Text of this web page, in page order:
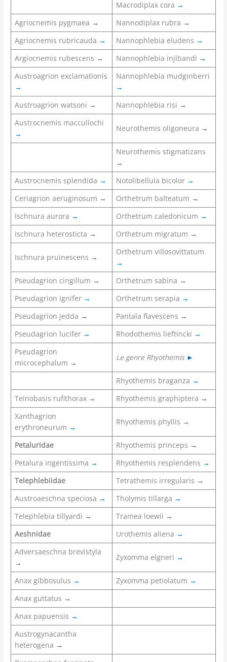
Macrodiplax cora →
Agriocnemis pygmaea → Nannodiplax rubra →
Agriocnemis rubricauda → Nannophlebia eludens →
Argiocnemis rubescens → Nannophlebia injibandi →
Austroagrion exclamationis
→
Nannophlebia mudginberri
→
Austroagrion watsoni → Nannophlebia risi →
Austrocnemis maccullochi
→
Neurothemis oligoneura →
Neurothemis stigmatizans
→
Austrocnemis splendida → Notolibellula bicolor →
Ceriagrion aeruginosum → Orthetrum balteatum →
Ischnura aurora → Orthetrum caledonicum →
Ischnura heterosticta → Orthetrum migratum →
Ischnura pruinescens →
Orthetrum villosovittatum
→
Pseudagrion cingillum → Orthetrum sabina →
Pseudagrion ignifer → Orthetrum serapia →
Pseudagrion jedda → Pantala flavescens →
Pseudagrion lucifer → Rhodothemis lieftincki →
Pseudagrion
microcephalum →
Le genre Rhyothemis ►
Rhyothemis braganza →
Teinobasis rufithorax → Rhyothemis graphiptera →
Xanthagrion
erythroneurum →
Rhyothemis phyllis →
Petaluridae Rhyothemis princeps →
Petalura ingentissima → Rhyothemis resplendens →
Telephlebiidae
Tetrathemis irregularis →
Austroaeschna speciosa → Tholymis tillarga →
Telephlebia tillyardi → Tramea loewii →
Aeshnidae
Urothemis aliena →
Adversaeschna brevistyla
→
Zyxomma elgneri →
Anax gibbosulus → Zyxomma petiolatum →
Anax guttatus →
Anax papuensis →
Austrogynacantha
heterogena →